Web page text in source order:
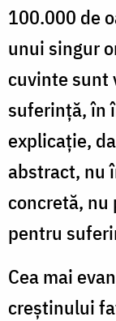
100.000 de
unui singur
cuvinte sunt
suferinţă, în
explicaţie,
abstract, nu
concretă,
pentru
Cea mai
creştinului